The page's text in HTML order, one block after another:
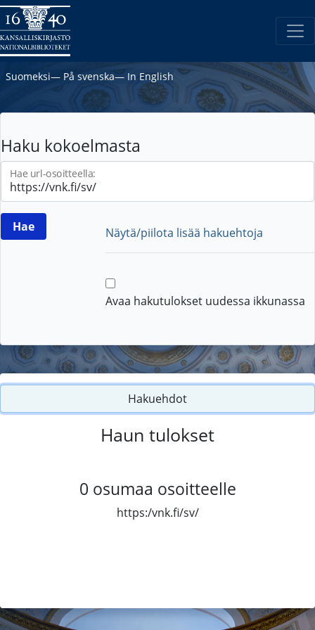
Suomeksi― På svenska― In English
Haku kokoelmasta
Hae url-osoitteella:
Näytä/piilota lisää hakuehtoja
Avaa hakutulokset uudessa ikkunassa
Hakuehdot
Haun tulokset
0 osumaa osoitteelle
https:/vnk.fi/sv/